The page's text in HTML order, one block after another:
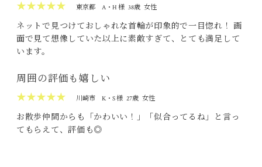
★★★★★
東京都 A・H 様 38歳 女性
ネットで見つけておしゃれな首輪が印象的で一目惚れ！ 画
面で見て想像していた以上に素敵すぎて、とても満足して
います。
周囲の評価も嬉しい
★★★★★
川崎市 K・S 様 27歳 女性
お散歩仲間からも「かわいい！」「似合ってるね」と言っ
てもらえて、評価も◎